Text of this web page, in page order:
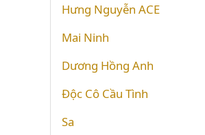
Hưng Nguyễn ACE
Mai Ninh
Dương Hồng Anh
Độc Cô Cầu Tình
Sa